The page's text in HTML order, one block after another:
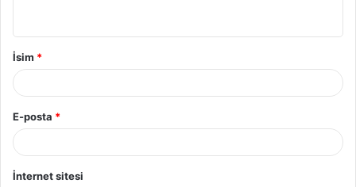
İsim *
E-posta *
İnternet sitesi